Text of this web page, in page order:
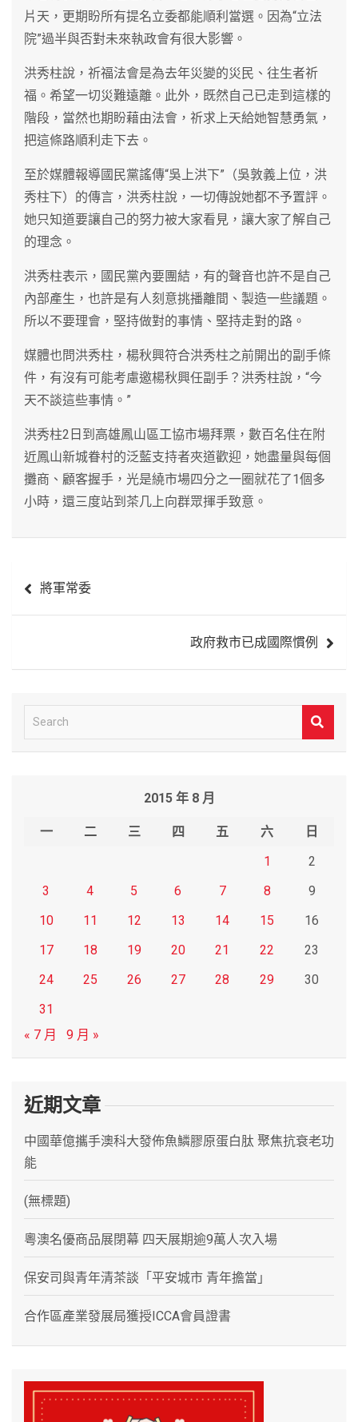
片天，更期盼所有提名立委都能順利當選。因為“立法
院”過半與否對未來執政會有很大影響。
洪秀柱說，祈福法會是為去年災變的災民、往生者祈
福。希望一切災難遠離。此外，既然自己已走到這樣的
階段，當然也期盼藉由法會，祈求上天給她智慧勇氣，
把這條路順利走下去。
至於媒體報導國民黨謠傳“吳上洪下”（吳敦義上位，洪
秀柱下）的傳言，洪秀柱說，一切傳說她都不予置評。
她只知道要讓自己的努力被大家看見，讓大家了解自己
的理念。
洪秀柱表示，國民黨內要團結，有的聲音也許不是自己
內部產生，也許是有人刻意挑播離間、製造一些議題。
所以不要理會，堅持做對的事情、堅持走對的路。
媒體也問洪秀柱，楊秋興符合洪秀柱之前開出的副手條
件，有沒有可能考慮邀楊秋興任副手？洪秀柱說，“今
天不談這些事情。”
洪秀柱2日到高雄鳳山區工協市場拜票，數百名住在附
近鳳山新城眷村的泛藍支持者夾道歡迎，她盡量與每個
攤商、顧客握手，光是繞市場四分之一圈就花了1個多
小時，還三度站到茶几上向群眾揮手致意。
章 將軍常委
政府救市已成國際慣例
e
2015 年 8 月
一 二 三 四 五 六
日
1
2
3
4 5 6 7 8
9
10
11 12 13 14 15
16
17
18 19 20 21 22
23
24
25 26 27 28 29
30
31
« 7 月
9 月 »
近期文章
中國華億攜手澳科大發佈魚鱗膠原蛋白肽 聚焦抗衰老功
能
(無標題)
粵澳名優商品展閉幕 四天展期逾9萬人次入場
保安司與青年清茶談「平安城市 青年擔當」
合作區產業發展局獲授ICCA會員證書